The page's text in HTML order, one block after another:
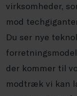
virksomheder,
mod
Du ser nye
der kommer til
modtræk vi kan